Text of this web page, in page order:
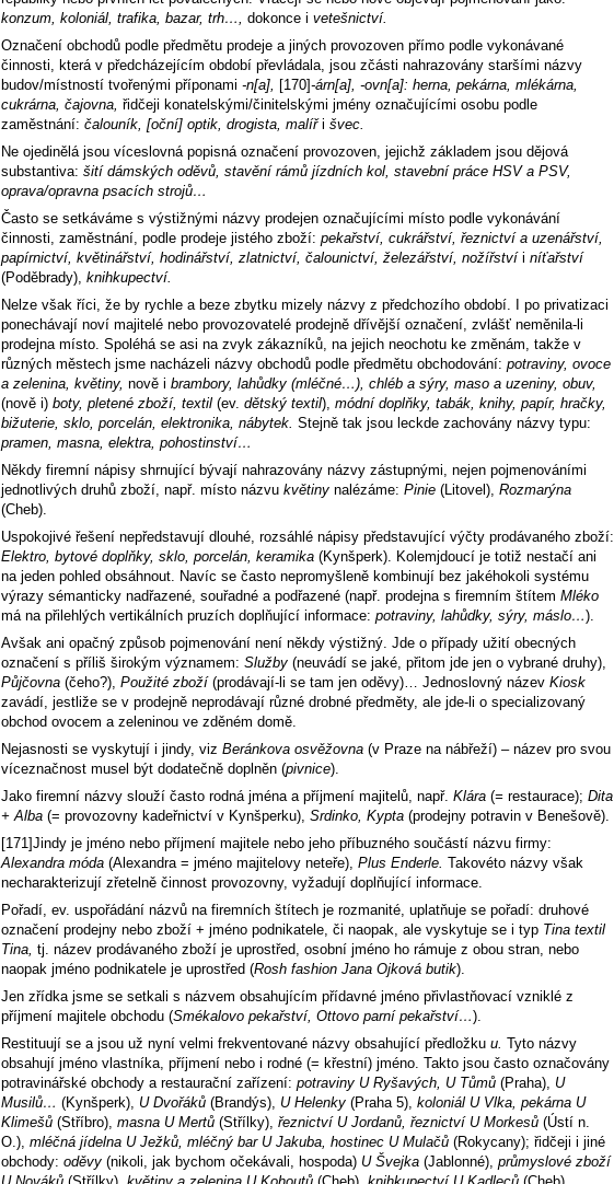
konzum, koloniál, trafika, bazar, trh…, dokonce i vetešnictví.
Označení obchodů podle předmětu prodeje a jiných provozoven přímo podle vykonávané
činnosti, která v předcházejícím období převládala, jsou zčásti nahrazovány staršími názvy
budov/místností tvořenými příponami -n[a], [170]-árn[a], -ovn[a]: herna, pekárna, mlékárna,
cukrárna, čajovna, řidčeji konatelskými/činitelskými jmény označujícími osobu podle
zaměstnání: čalouník, [oční] optik, drogista, malíři švec.
Ne ojedinělá jsou víceslovná popisná označení provozoven, jejichž základem jsou dějová
substantiva: šití dámských oděvů, stavění rámů jízdních kol, stavební práce HSV a PSV,
oprava/opravna psacích strojů…
Často se setkáváme s výstižnými názvy prodejen označujícími místo podle vykonávání
činnosti, zaměstnání, podle prodeje jistého zboží: pekařství, cukrářství, řeznictví a uzenářství,
papírnictví, květinářství, hodinářství, zlatnictví, čalounictví, železářství, nožířství i níťařství
(Poděbrady), knihkupectví.
Nelze však říci, že by rychle a beze zbytku mizely názvy z předchozího období. I po privatizaci
ponechávají noví majitelé nebo provozovatelé prodejně dřívější označení, zvlášť neměnila-li
prodejna místo. Spoléhá se asi na zvyk zákazníků, na jejich neochotu ke změnám, takže v
různých městech jsme nacházeli názvy obchodů podle předmětu obchodování: potraviny, ovoce
a zelenina, květiny, nově i brambory, lahůdky (mléčné…), chléb a sýry, maso a uzeniny, obuv,
(nově i) boty, pletené zboží, textil (ev. dětský textil), módní doplňky, tabák, knihy, papír, hračky,
bižuterie, sklo, porcelán, elektronika, nábytek. Stejně tak jsou leckde zachovány názvy typu:
pramen, masna, elektra, pohostinství…
Někdy firemní nápisy shrnující bývají nahrazovány názvy zástupnými, nejen pojmenováními
jednotlivých druhů zboží, např. místo názvu květiny nalézáme: Pinie (Litovel), Rozmarýna
(Cheb).
Uspokojivé řešení nepředstavují dlouhé, rozsáhlé nápisy představující výčty prodávaného zboží:
Elektro, bytové doplňky, sklo, porcelán, keramika (Kynšperk). Kolemjdoucí je totiž nestačí ani
na jeden pohled obsáhnout. Navíc se často nepromyšleně kombinují bez jakéhokoli systému
výrazy sémanticky nadřazené, souřadné a podřazené (např. prodejna s firemním štítem Mléko
má na přilehlých vertikálních pruzích doplňující informace: potraviny, lahůdky, sýry, máslo…).
Avšak ani opačný způsob pojmenování není někdy výstižný. Jde o případy užití obecných
označení s příliš širokým významem: Služby (neuvádí se jaké, přitom jde jen o vybrané druhy),
Půjčovna (čeho?), Použité zboží (prodávají-li se tam jen oděvy)… Jednoslovný název Kiosk
zavádí, jestliže se v prodejně neprodávají různé drobné předměty, ale jde-li o specializovaný
obchod ovocem a zeleninou ve zděném domě.
Nejasnosti se vyskytují i jindy, viz Beránkova osvěžovna (v Praze na nábřeží) – název pro svou
víceznačnost musel být dodatečně doplněn (pivnice).
Jako firemní názvy slouží často rodná jména a příjmení majitelů, např. Klára (= restaurace); Dita
+ Alba (= provozovny kadeřnictví v Kynšperku), Srdinko, Kypta (prodejny potravin v Benešově).
[171]Jindy je jméno nebo příjmení majitele nebo jeho příbuzného součástí názvu firmy:
Alexandra móda (Alexandra = jméno majitelovy neteře), Plus Enderle. Takovéto názvy však
necharakterizují zřetelně činnost provozovny, vyžadují doplňující informace.
Pořadí, ev. uspořádání názvů na firemních štítech je rozmanité, uplatňuje se pořadí: druhové
označení prodejny nebo zboží + jméno podnikatele, či naopak, ale vyskytuje se i typ Tina textil
Tina, tj. název prodávaného zboží je uprostřed, osobní jméno ho rámuje z obou stran, nebo
naopak jméno podnikatele je uprostřed (Rosh fashion Jana Ojková butik).
Jen zřídka jsme se setkali s názvem obsahujícím přídavné jméno přivlastňovací vzniklé z
příjmení majitele obchodu (Smékalovo pekařství, Ottovo parní pekařství…).
Restituují se a jsou už nyní velmi frekventované názvy obsahující předložku u. Tyto názvy
obsahují jméno vlastníka, příjmení nebo i rodné (= křestní) jméno. Takto jsou často označovány
potravinářské obchody a restaurační zařízení: potraviny U Ryšavých, U Tůmů (Praha), U
Musilů… (Kynšperk), U Dvořáků (Brandýs), U Helenky (Praha 5), koloniál U Vlka, pekárna U
Klimešů (Stříbro), masna U Mertů (Střílky), řeznictví U Jordanů, řeznictví U Morkesů (Ústí n.
O.), mléčná jídelna U Ježků, mléčný bar U Jakuba, hostinec U Mulačů (Rokycany); řidčeji i jiné
obchody: oděvy (nikoli, jak bychom očekávali, hospoda) U Švejka (Jablonné), průmyslové zboží